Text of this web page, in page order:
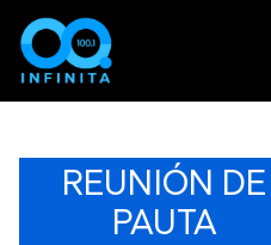
REUNIÓN DE
PAUTA